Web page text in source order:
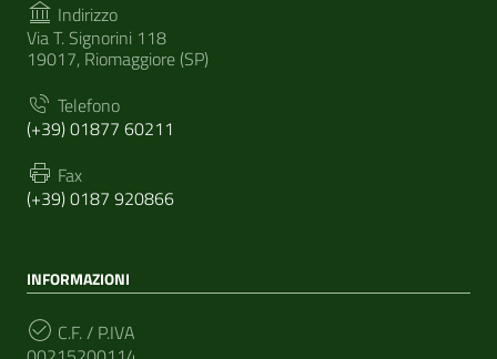
Indirizzo
Via T. Signorini 118
19017, Riomaggiore (SP)
Telefono
(+39) 01877 60211
Fax
(+39) 0187 920866
INFORMAZIONI
C.F. / P.IVA